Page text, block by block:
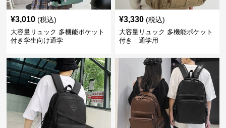
¥3,010 (税込)
大容量リュック 多機能ポケット
付き学生向け通学
¥3,330 (税込)
大容量リュック 多機能ポケット
付き 通学用